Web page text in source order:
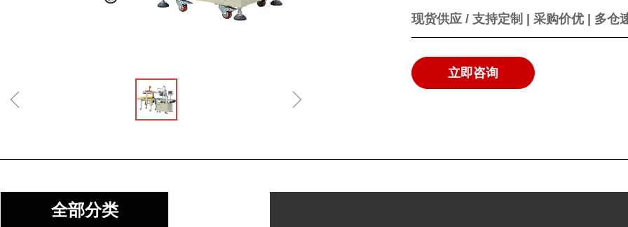
ꁆ ꁇ
全部分类
立即咨询
现货供应 / 支持定制 | 采购价优 | 多仓